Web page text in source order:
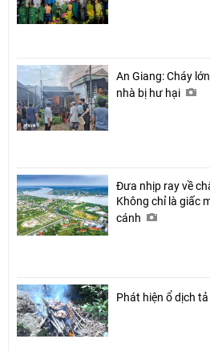
An Giang: Cháy
nhà bị hư hại
Đưa nhịp ray về
Không chỉ là giấc
cánh
Phát hiện ổ dịch